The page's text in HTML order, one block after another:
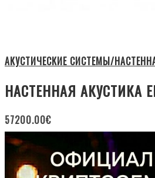
АКУСТИЧЕСКИЕ СИСТЕМЫ/
НАСТЕННАЯ АКУСТИКА
57200.00€